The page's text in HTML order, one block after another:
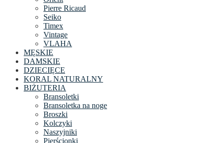
Pierre Ricaud
Seiko
Timex
Vintage
VLAHA
MĘSKIE
DAMSKIE
DZIECIĘCE
KORAL NATURALNY
BIŻUTERIA
Bransoletki
Bransoletka na noge
Broszki
Kolczyki
Naszyjniki
Pierścionki